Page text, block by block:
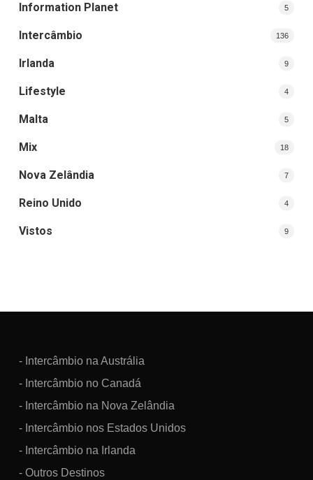
Information Planet 5
Intercâmbio 136
Irlanda 9
Lifestyle 4
Malta 5
Mix 18
Nova Zelândia 7
Reino Unido 4
Vistos 9
- Intercâmbio na Austrália
- Intercâmbio no Canadá
- Intercâmbio na Nova Zelândia
- Intercâmbio nos Estados Unidos
- Intercâmbio na Irlanda
- Outros Destinos